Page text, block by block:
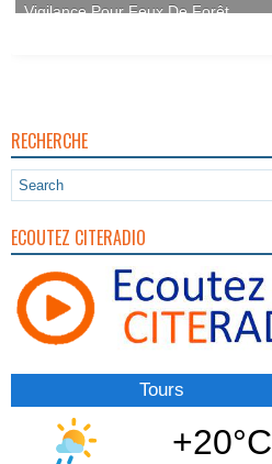
RECHERCHE
ECOUTEZ CITERADIO
Tours
+20°C